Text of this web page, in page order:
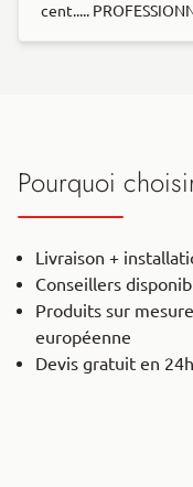
cent.....
Pourquoi
Livraison +
Conseillers
Produits sur
européenne
Devis gratuit en 24h